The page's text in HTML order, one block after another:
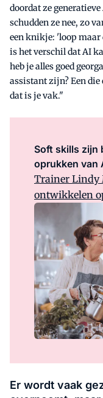
doordat ze
schudden ze nee, zo
een knikje: 'loop maar
is het verschil dat AI
heb je alles goed
assistant zijn? Een
dat is je vak."
Soft skills zijn
oprukken van
Trainer Lindy
ontwikkelen
Er wordt vaak